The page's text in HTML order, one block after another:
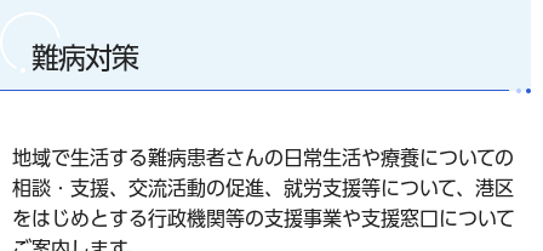
難病対策
地域で生活する難病患者さんの日常生活や療養についての
相談・支援、交流活動の促進、就労支援等について、港区
をはじめとする行政機関等の支援事業や支援窓口について